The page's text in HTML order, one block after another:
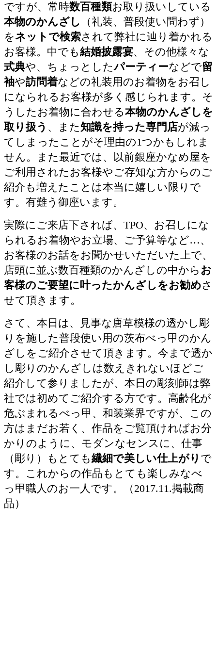
ですが、常時数百種類お取り扱いしている
本物のかんざし
（礼装、普段使い問わず）
をネットで検索されて弊社に辿り着かれる
お客様。中でも結婚披露宴、その他様々な
式典や、ちょっとしたパーティーなどで留
袖や訪問着などの礼装用のお着物をお召し
になられるお客様が多く感じられます。そ
うしたお着物に合わせる本物のかんざしを
取り扱う 、また知識を持った専門店が減っ
てしまったことがそ理由の1つかもしれま
せん。また最近では、以前銀座かなめ屋を
ご利用されたお客様やご存知な方からのご
紹介も増えたことは本当に嬉しい限りで
す。有難う御座います。
実際にご来店下されば、TPO、お召しにな
られるお着物やお立場、ご予算等など…、
お客様のお話をお聞かせいただいた上で、
店頭に並ぶ数百種類のかんざしの中から お
客様のご要望に叶ったかんざしをお勧めさ
せて頂きます。
さて、本日は、見事な唐草模様の透かし彫
りを施した普段使い用の茨布べっ甲のかん
ざしをご紹介させて頂きます。今まで透か
し彫りのかんざしは数えきれないほどご
紹介して参りましたが、本日の彫刻師は弊
社では初めてご紹介する方です。高齢化が
危ぶまれるべっ甲、和装業界ですが、この
方はまだお若く、作品をご覧頂ければお分
かりのように、モダンなセンスに、仕事
（彫り）もとても繊細で美しい仕上がり で
す。これからの作品もとても楽しみなべ
っ甲職人のお一人です。（2017.11.掲載商
品）